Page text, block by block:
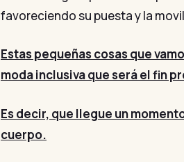
favoreciendo su puesta y la
Estas pequeñas cosas que
moda inclusiva que será el fin
Es decir, que llegue un
cuerpo.